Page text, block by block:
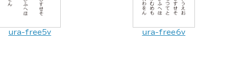
ura-free5v ura-free6v